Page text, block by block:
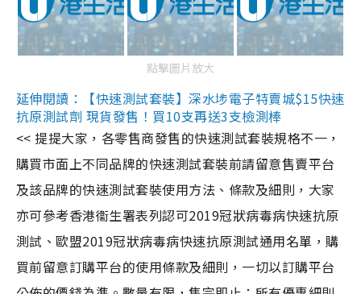
點擊圖片放大
延伸閱讀：【快速測試套裝】深水埗電子特賣城$15快速
抗原測試劑 現貨發售！買10支再送3支檢測棒
<< 提提大家，各零售商發售的快速測試套裝規格不一，
購買市面上不同品牌的快速測試套裝前請留意售賣平台
及該品牌的快速測試套裝使用方法、條款及細則，大家
亦可參考香港衞生署表列認可2019冠狀病毒病快速抗原
測試、歐盟2019冠狀病毒病快速抗原測試通用名單，購
買前留意訂購平台的使用條款及細則，一切以訂購平台